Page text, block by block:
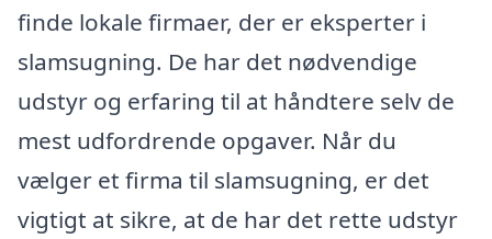
finde lokale firmaer, der er eksperter i
slamsugning. De har det nødvendige
udstyr og erfaring til at håndtere selv de
mest udfordrende opgaver. Når du
vælger et firma til slamsugning, er det
vigtigt at sikre, at de har det rette udstyr